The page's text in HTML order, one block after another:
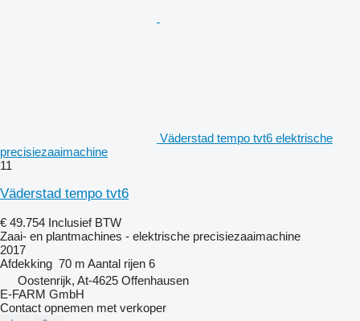
Väderstad tempo tvt6 elektrische
precisiezaaimachine
11
Väderstad tempo tvt6
€ 49.754 Inclusief BTW
Zaai- en plantmachines - elektrische precisiezaaimachine
2017
Afdekking 70 m Aantal rijen 6
Oostenrijk, At-4625 Offenhausen
E-FARM GmbH
Contact opnemen met verkoper